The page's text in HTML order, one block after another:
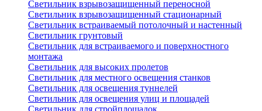
Светильник взрывозащищенный переносной
Светильник взрывозащищенный стационарный
Светильник встраиваемый потолочный и настенный
Светильник грунтовый
Светильник для встраиваемого и поверхностного
монтажа
Светильник для высоких пролетов
Светильник для местного освещения станков
Светильник для освещения туннелей
Светильник для освещения улиц и площадей
Светильник для стройплощадок